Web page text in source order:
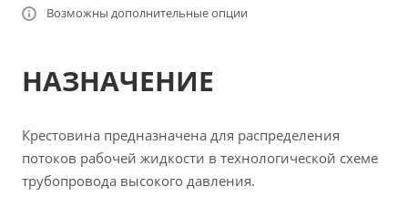
Возможны дополнительные опции
НАЗНАЧЕНИЕ
Крестовина предназначена для распределения
потоков рабочей жидкости в технологической схеме
трубопровода высокого давления.